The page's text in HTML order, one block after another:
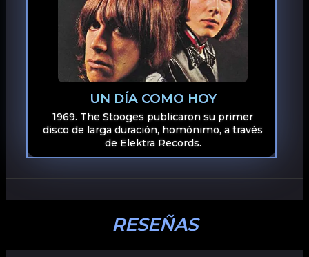
UN DÍA COMO HOY
1969. The Stooges publicaron su primer
disco de larga duración, homónimo, a través
de Elektra Records.
RESEÑAS